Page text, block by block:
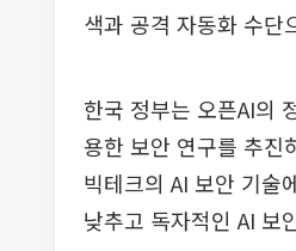
색과 공격 자동화 수단
한국 정부는 오픈AI의
용한 보안 연구를 추진
빅테크의 AI 보안 기술
낮추고 독자적인 AI 보